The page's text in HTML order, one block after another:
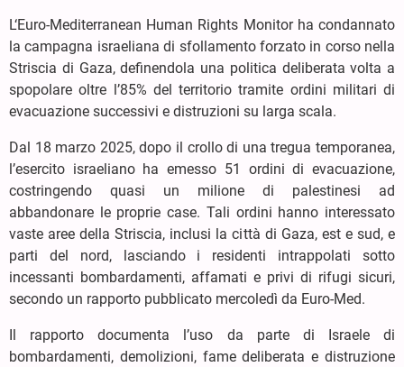
L‘Euro-Mediterranean Human Rights Monitor ha condannato
la campagna israeliana di sfollamento forzato in corso nella
Striscia di Gaza, definendola una politica deliberata volta a
spopolare oltre l’85% del territorio tramite ordini militari di
evacuazione successivi e distruzioni su larga scala.
Dal 18 marzo 2025, dopo il crollo di una tregua temporanea,
l’esercito israeliano ha emesso 51 ordini di evacuazione,
costringendo quasi un milione di palestinesi ad
abbandonare le proprie case. Tali ordini hanno interessato
vaste aree della Striscia, inclusi la città di Gaza, est e sud, e
parti del nord, lasciando i residenti intrappolati sotto
incessanti bombardamenti, affamati e privi di rifugi sicuri,
secondo un rapporto pubblicato mercoledì da Euro-Med.
Il rapporto documenta l’uso da parte di Israele di
bombardamenti, demolizioni, fame deliberata e distruzione